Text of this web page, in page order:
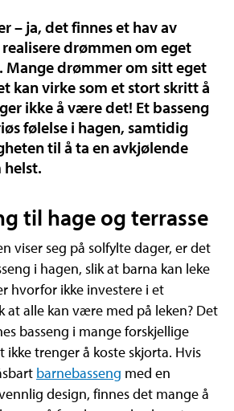
– ja, det finnes et hav av
drømmen om eget
Mange drømmer om sitt eget
kan virke som et stort skritt å
ikke å være det! Et basseng
følelse i hagen, samtidig
til å ta en avkjølende
helst.
til hage og terrasse
viser seg på solfylte dager, er det
i hagen, slik at barna kan leke
hvorfor ikke investere i et
at alle kan være med på leken? Det
basseng i mange forskjellige
ikke trenger å koste skjorta. Hvis
barnebasseng med en
design, finnes det mange å